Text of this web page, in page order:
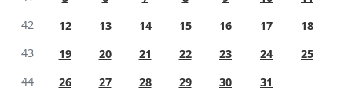
42
12 13 14 15 16 17
18
43
19 20 21 22 23 24
25
44
26 27 28 29 30
31